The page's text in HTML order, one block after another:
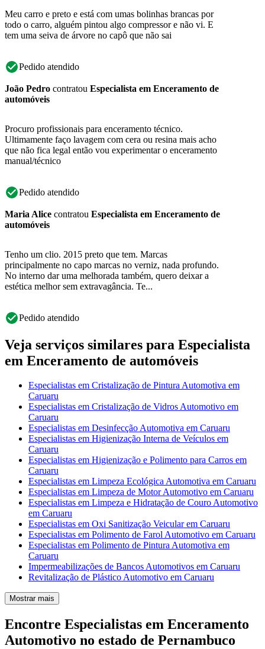
Meu carro e preto e está com umas bolinhas brancas por
todo o carro, alguém pintou algo compressor e não vi. E
tem uma seiva de árvore no capô que não sai
Pedido atendido
João Pedro contratou Especialista em Enceramento de
automóveis
Procuro profissionais para enceramento técnico.
Ultimamente faço lavagem com cera ou resina mais acho
que não fica legal então vou experimentar o enceramento
manual/técnico
Pedido atendido
Maria Alice contratou Especialista em Enceramento de
automóveis
Tenho um clio. 2015 preto que tem. Marcas
principalmente no capo marcas no verniz, nada profundo.
No interno dar uma melhorada também, quero deixar a
estética melhor sem extravagância. Te...
Pedido atendido
Veja serviços similares para Especialista
em Enceramento de automóveis
Especialistas em Cristalização de Pintura Automotiva em
Caruaru
Especialistas em Cristalização de Vidros Automotivo em
Caruaru
Especialistas em Desinfecção Automotiva em Caruaru
Especialistas em Higienização Interna de Veículos em
Caruaru
Especialistas em Higienização e Polimento para Carros em
Caruaru
Especialistas em Limpeza Ecológica Automotiva em Caruaru
Especialistas em Limpeza de Motor Automotivo em Caruaru
Especialistas em Limpeza e Hidratação de Couro Automotivo
em Caruaru
Especialistas em Oxi Sanitização Veicular em Caruaru
Especialistas em Polimento de Farol Automotivo em Caruaru
Especialistas em Polimento de Pintura Automotiva em
Caruaru
Impermeabilizações de Bancos Automotivos em Caruaru
Revitalização de Plástico Automotivo em Caruaru
Mostrar mais
Encontre Especialistas em Enceramento
Automotivo no estado de Pernambuco